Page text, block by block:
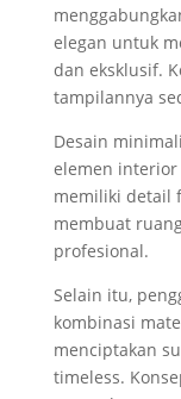
elegan untuk
dan eksklusif.
tampilannya
Desain
elemen
memiliki detail
membuat
profesional.
Selain itu,
kombinasi
menciptakan
timeless.